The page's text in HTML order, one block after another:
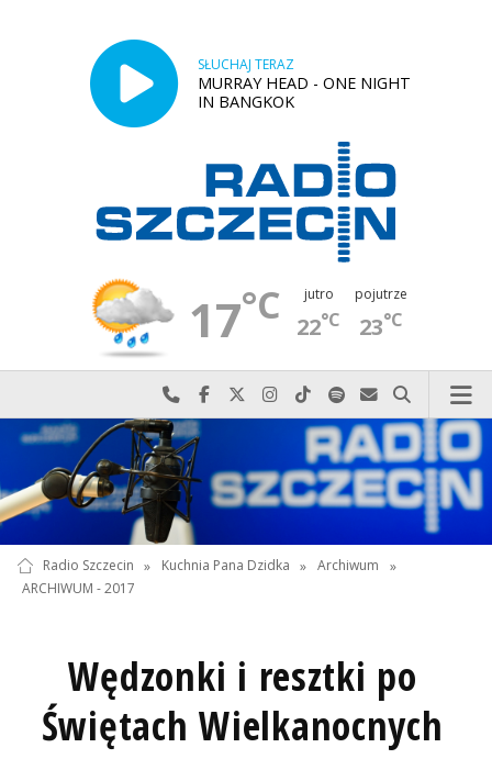
SŁUCHAJ TERAZ
MURRAY HEAD - ONE NIGHT
IN BANGKOK
17°C jutro
22°C
pojutrze
23°C
Najlepiej po prostu do nas zadzwoń
Odwiedź nas na Facebook-u
Odwiedź nas na X
Odwiedź nas na Instagram-ie
Odwiedź nas na TikTok-u
Szukaj nas na Spotify
Wyślij do nas
Szukaj
Radio Szczecin » Kuchnia Pana Dzidka » Archiwum
»
ARCHIWUM - 2017
Wędzonki i resztki po
Świętach Wielkanocnych